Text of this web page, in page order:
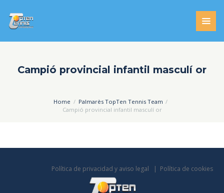
Campió provincial infantil masculí or
Home
Palmarès TopTen Tennis Team
Campió provincial infantil masculí or
Política de privacidad y aviso legal Política de cookies